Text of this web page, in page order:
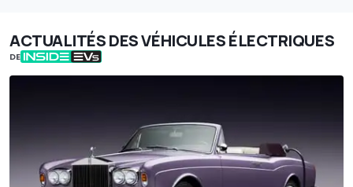
ACTUALITÉS DES VÉHICULES ÉLECTRIQUES
DE